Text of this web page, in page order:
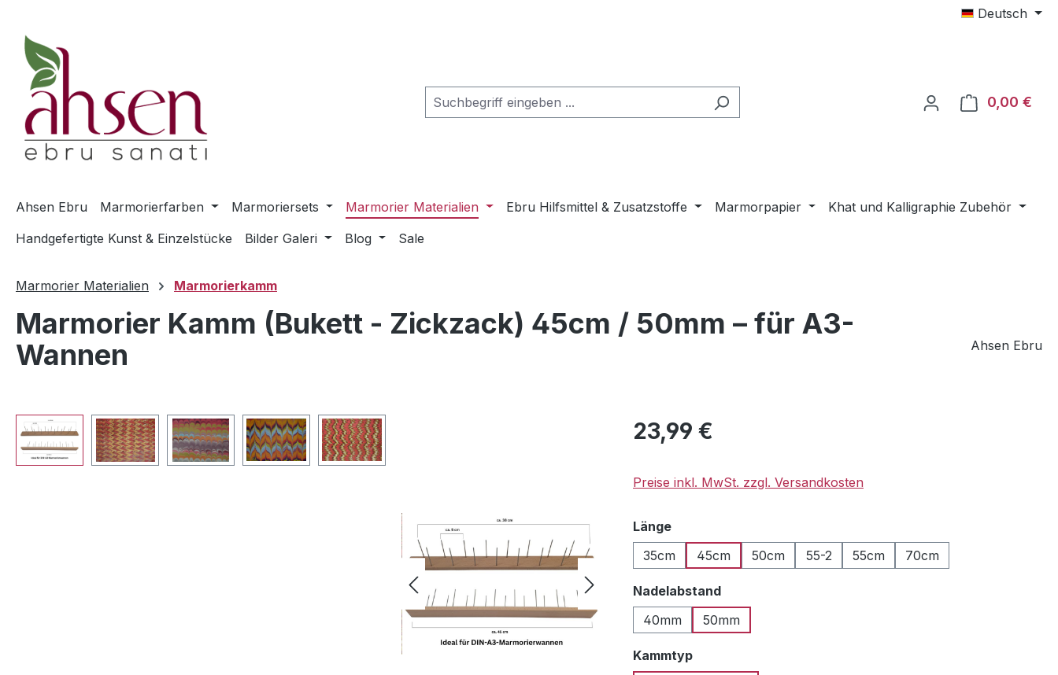
Deutsch
0,00 €
Ahsen Ebru Marmorierfarben Marmoriersets Marmorier Materialien Ebru Hilfsmittel & Zusatzstoffe Marmorpapier
Khat und Kalligraphie Zubehör
Handgefertigte Kunst & Einzelstücke
Bilder Galeri Blog Sale
Marmorier Materialien Marmorierkamm
Marmorier Kamm (Bukett - Zickzack) 45cm / 50mm – für A3-
Wannen
Ahsen Ebru
Bildergalerie überspringen Regulärer Preis:
23,99 €
Preise inkl. MwSt. zzgl. Versandkosten
Längeauswählen
35cm
45cm 50cm 55-2 55cm 70cm
Nadelabstandauswählen
40mm
50mm
Kammtypauswählen